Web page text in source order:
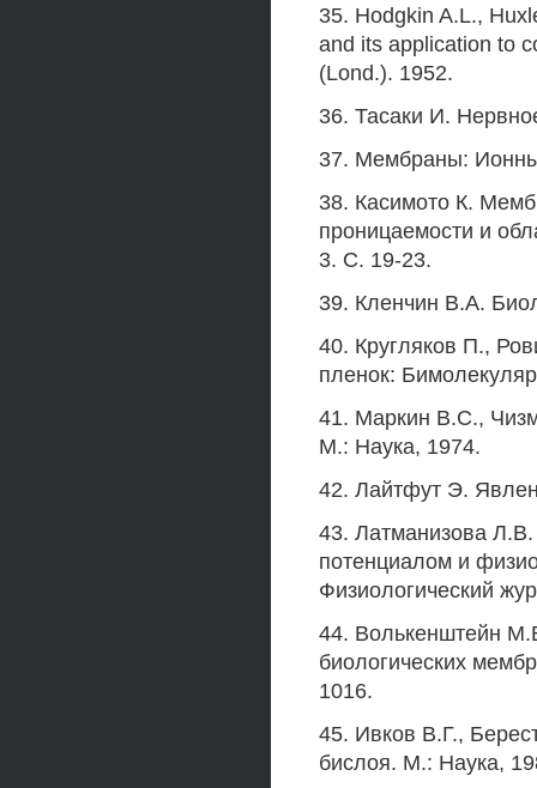
35. Hodgkin A.L.,
and its application to
(Lond.). 1952.
36. Тасаки И.
37. Мембраны:
38. Касимото К.
проницаемости и
3. С. 19-23.
39. Кленчин В.А.
40. Кругляков П.,
пленок:
41. Маркин B.C.,
М.: Наука, 1974.
42. Лайтфут Э.
43. Латманизова
потенциалом и
Физиологический
44. Волькенштейн
биологических
1016.
45. Ивков В.Г.,
бислоя. М.: Наука,